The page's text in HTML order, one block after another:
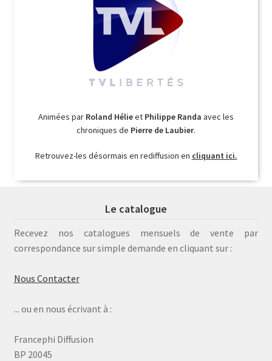
Animées par Roland Hélieet Philippe Randa avec les
chroniques de Pierre de Laubier.
Retrouvez-les désormais en rediffusion en cliquant ici.
Le catalogue
Recevez nos catalogues mensuels de vente par
correspondance sur simple demande en cliquant sur :
Nous Contacter
... ou en nous écrivant à :
Francephi Diffusion
BP 20045